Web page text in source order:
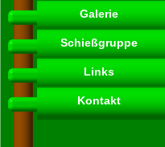
Galerie
Schießgruppe
Links
Kontakt